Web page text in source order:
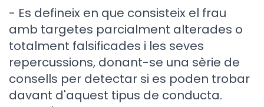
- Es defineix en que consisteix el frau
amb targetes parcialment alterades o
totalment falsificades i les seves
repercussions, donant-se una sèrie de
consells per detectar si es poden trobar
davant d'aquest tipus de conducta.